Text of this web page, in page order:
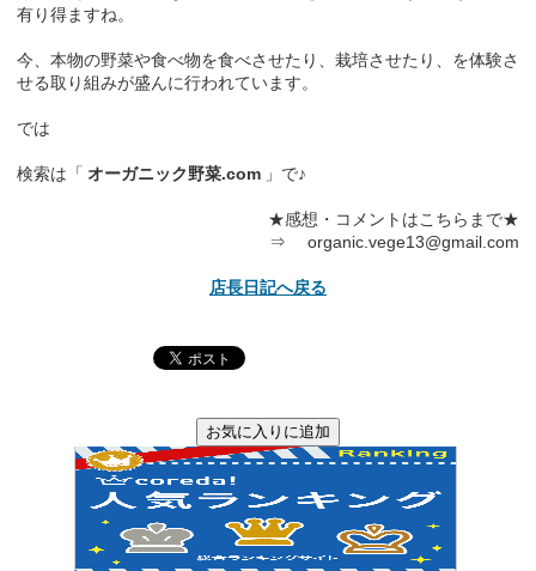
有り得ますね。
今、本物の野菜や食べ物を食べさせたり、栽培させたり、を体験さ
せる取り組みが盛んに行われています。
では
検索は「 オーガニック野菜.com 」で♪
★感想・コメントはこちらまで★
⇒ organic.vege13@gmail.com
店長日記へ戻る